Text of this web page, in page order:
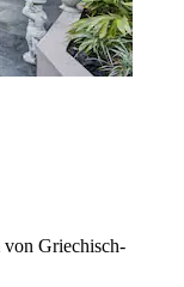
von Griechisch-